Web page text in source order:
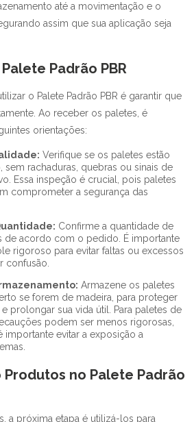
até a movimentação e o
assim que sua aplicação seja
Padrão PBR
o Palete Padrão PBR é garantir que
Ao receber os paletes, é
orientações:
Verifique se os paletes estão
sem rachaduras, quebras ou sinais de
Essa inspeção é crucial, pois paletes
comprometer a segurança das
Confirme a quantidade de
de acordo com o pedido. É importante
rigoroso para evitar faltas ou excessos
confusão.
Armazene os paletes
se forem de madeira, para proteger
prolongar sua vida útil. Para paletes de
podem ser menos rigorosas,
importante evitar a exposição a
Produtos no Palete Padrão
a próxima etapa é utilizá-los para